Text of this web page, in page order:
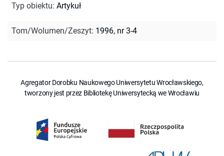
Typ obiektu: Artykuł
Tom/Wolumen/Zeszyt: 1996, nr 3-4
Agregator Dorobku Naukowego Uniwersytetu Wrocławskiego,
tworzony jest przez Bibliotekę Uniwersytecką we Wrocławiu